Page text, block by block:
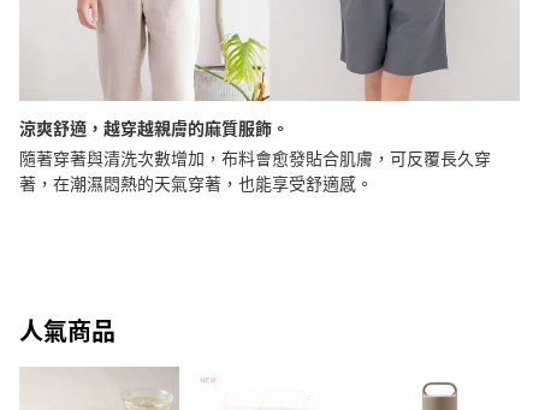
涼爽舒適，越穿越親膚的麻質服飾。
隨著穿著與清洗次數增加，布料會愈發貼合肌膚，可反覆長久穿
著，在潮濕悶熱的天氣穿著，也能享受舒適感。
人氣商品